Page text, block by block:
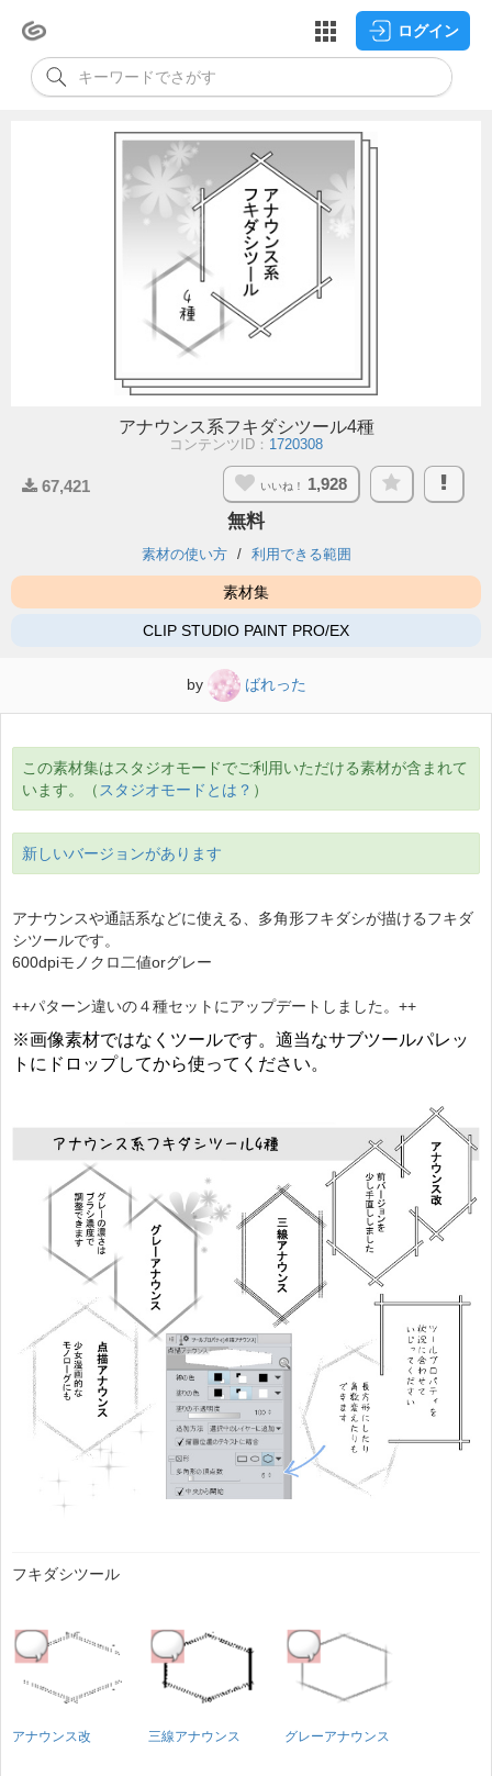
ログイン
アナウンス系フキダシツール4種
コンテンツID： 1720308
67,421 いいね！ 1,928
無料
素材の使い方 利用できる範囲
素材集
CLIP STUDIO PAINT PRO/EX
by ばれった
この素材集はスタジオモードでご利用いただける素材が含まれて
います。（ スタジオモードとは？ ）
新しいバージョンがあります
アナウンスや通話系などに使える、多角形フキダシが描けるフキダ
シツールです。
600dpiモノクロ二値orグレー
++パターン違いの４種セットにアップデートしました。++
※画像素材ではなくツールです。適当なサブツールパレッ
トにドロップしてから使ってください。
フキダシツール
アナウンス改 三線アナウンス グレーアナウンス